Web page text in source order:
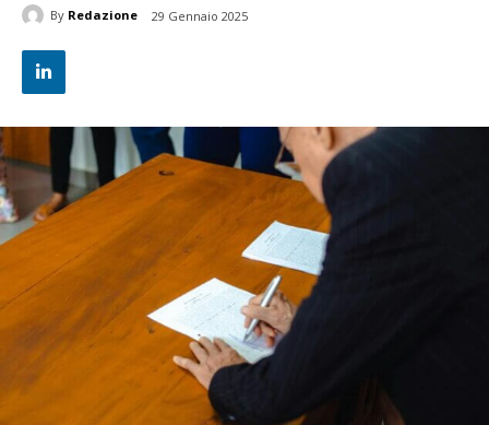
By Redazione 29 Gennaio 2025